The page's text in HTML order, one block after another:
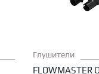
Глушители
FLOWMASTER